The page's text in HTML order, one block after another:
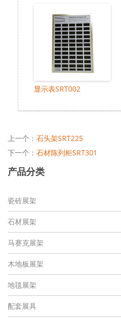
显示表SRT002
上一个： 石头架SRT225
下一个： 石材陈列柜SRT301
产品分类
瓷砖展架
石材展架
马赛克展架
木地板展架
地毯展架
配套展具